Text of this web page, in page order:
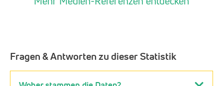
Fragen & Antworten zu dieser Statistik